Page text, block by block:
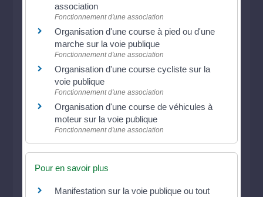
association
Fonctionnement d'une association
Organisation d'une course à pied ou d'une
marche sur la voie publique
Fonctionnement d'une association
Organisation d'une course cycliste sur la
voie publique
Fonctionnement d'une association
Organisation d'une course de véhicules à
moteur sur la voie publique
Fonctionnement d'une association
Pour en savoir plus
Manifestation sur la voie publique ou tout